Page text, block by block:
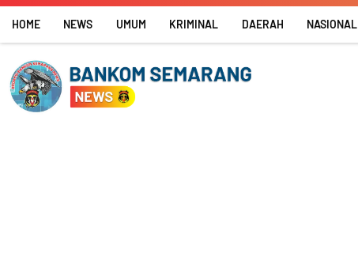
Skip
content
HOME NEWS UMUM KRIMINAL DAERAH NASIONAL